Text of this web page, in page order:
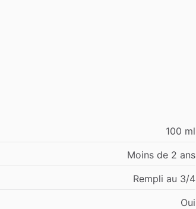
100 ml
Moins de 2 ans
Rempli au 3/4
Oui